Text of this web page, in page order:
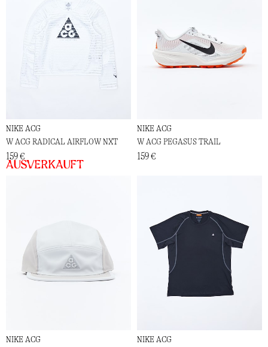
NIKE ACG
W ACG RADICAL AIRFLOW NXT
159 €
Ausverkauft
NIKE ACG
W ACG PEGASUS TRAIL
159 €
NIKE ACG
NIKE ACG